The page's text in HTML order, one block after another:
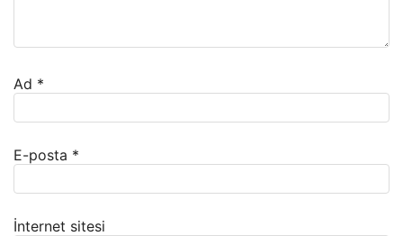
Ad *
E-posta *
İnternet sitesi